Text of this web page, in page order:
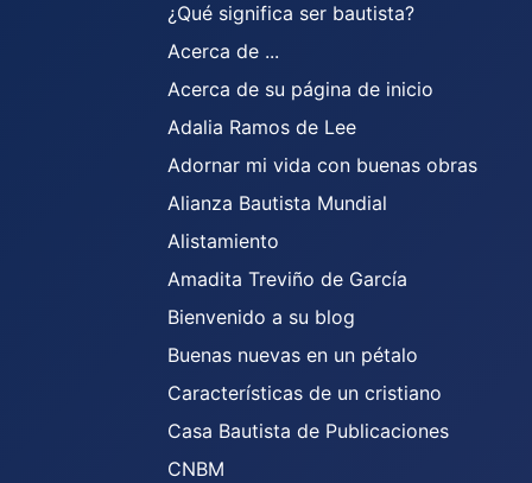
¿Qué significa ser bautista?
Acerca de ...
Acerca de su página de inicio
Adalia Ramos de Lee
Adornar mi vida con buenas obras
Alianza Bautista Mundial
Alistamiento
Amadita Treviño de García
Bienvenido a su blog
Buenas nuevas en un pétalo
Características de un cristiano
Casa Bautista de Publicaciones
CNBM